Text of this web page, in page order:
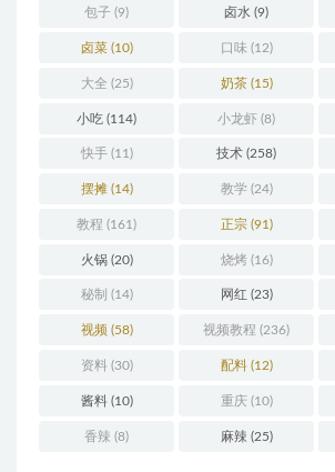
包子 (9) 卤水 (9)
卤菜(10) 口味 (12)
大全 (25) 奶茶(15)
小吃 (114) 小龙虾 (8)
快手(11) 技术 (258)
摆摊(14) 教学 (24)
教程 (161) 正宗(91)
火锅(20) 烧烤(16)
秘制 (14) 网红 (23)
视频 (58) 视频教程 (236)
资料 (30) 配料(12)
酱料(10) 重庆(10)
香辣 (8) 麻辣 (25)